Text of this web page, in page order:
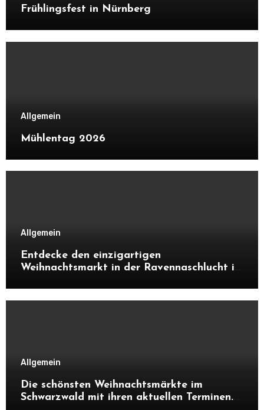
Frühlingsfest in Nürnberg
Allgemein
Mühlentag 2026
Allgemein
Entdecke den einzigartigen
Weihnachtsmarkt in der Ravennaschlucht im
Allgemein
Die schönsten Weihnachtsmärkte im
Schwarzwald mit ihren aktuellen Terminen.